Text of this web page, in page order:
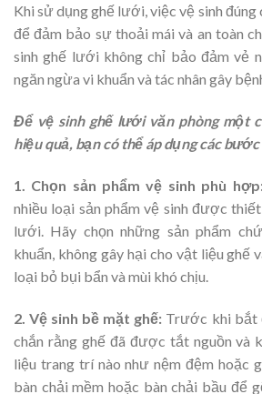
Khi sử dụng ghế lưới, việc vệ sinh đúng
để đảm bảo sự thoải mái và an toàn
sinh ghế lưới không chỉ bảo đảm vẻ
ngăn ngừa vi khuẩn và tác nhân gây
Để vệ sinh ghế lưới văn phòng một
hiệu quả, bạn có thể áp dụng các bước
1. Chọn sản phẩm vệ sinh phù
nhiều loại sản phẩm vệ sinh được
lưới. Hãy chọn những sản phẩm
khuẩn, không gây hại cho vật liệu ghế
loại bỏ bụi bẩn và mùi khó chịu.
2. Vệ sinh bề mặt ghế: Trước khi bắt
chắn rằng ghế đã được tắt nguồn và
liệu trang trí nào như nệm đệm hoặc
bàn chải mềm hoặc bàn chải bầu để